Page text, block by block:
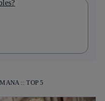
:: TOP 5